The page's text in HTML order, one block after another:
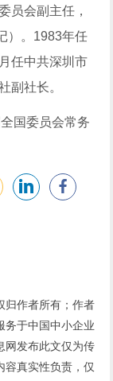
员会副主任，
）。1983年任
任中共深圳市
副社长。
国委员会常务
归作者所有；作者
务于中国中小企业
网发布此文仅为传
容真实性负责，仅